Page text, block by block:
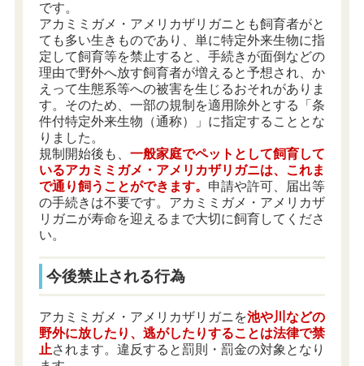
です。
アカミミガメ・アメリカザリガニとも飼育者がと
ても多い生きものであり、単に特定外来生物に指
定して飼育等を禁止すると、手続きが面倒などの
理由で野外へ放す飼育者が増えると予想され、か
えって生態系等への被害を生じるおそれがありま
す。そのため、一部の規制を適用除外とする「条
件付特定外来生物（通称）」に指定することとな
りました。
規制開始後も、 一般家庭でペットとして飼育して
いるアカミミガメ・アメリカザリガニは、これま
で通り飼うことができます。 申請や許可、届出等
の手続きは不要です。アカミミガメ・アメリカザ
リガニが寿命を迎えるまで大切に飼育してくださ
い。
今後禁止される行為
アカミミガメ・アメリカザリガニを池や川などの
野外に放したり、逃がしたりすることは法律で禁
止されます。違反すると罰則・罰金の対象となり